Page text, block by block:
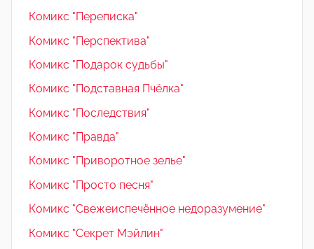
Комикс "Переписка"
Комикс "Перспектива"
Комикс "Подарок судьбы"
Комикс "Подставная Пчёлка"
Комикс "Последствия"
Комикс "Правда"
Комикс "Приворотное зелье"
Комикс "Просто песня"
Комикс "Свежеиспечённое недоразумение"
Комикс "Секрет Мэйлин"